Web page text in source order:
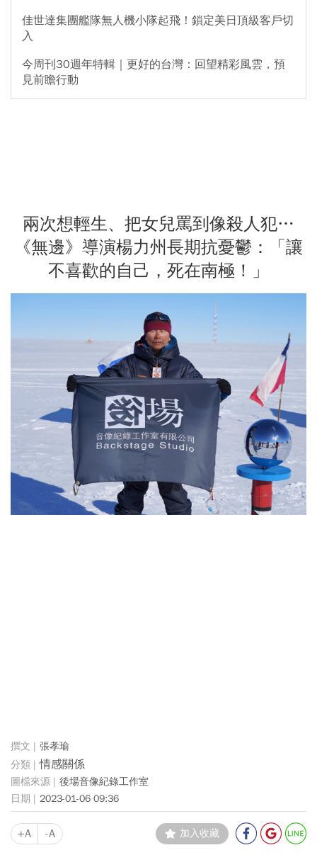
佳世達集團艦隊無人機小隊起飛！鎖定美日頂級客戶切
入
今周刊30週年特輯｜更好的台灣：回望精彩風雲，預
見前瞻行動
兩次想輕生、把女兒罵到像殺人犯…
《無邊》導演楊力州長期抗憂鬱：「讓
不喜歡的自己，死在南極！」
張孝瑜
情感關係
後場音像紀錄工作室
2023-01-06 09:36
+A -A 加入收藏